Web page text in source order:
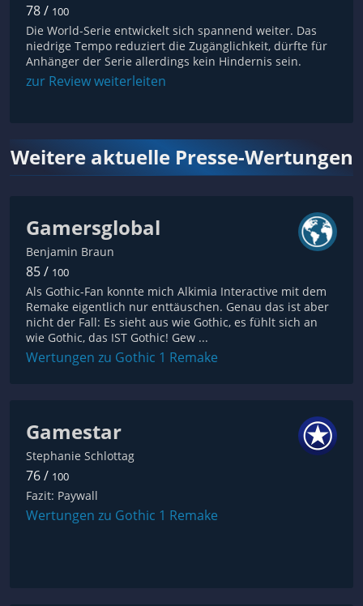
78 / 100
Die World-Serie entwickelt sich spannend weiter. Das
niedrige Tempo reduziert die Zugänglichkeit, dürfte für
Anhänger der Serie allerdings kein Hindernis sein.
zur Review weiterleiten
Weitere aktuelle Presse-Wertungen
Gamersglobal
Benjamin Braun
85 / 100
Als Gothic-Fan konnte mich Alkimia Interactive mit dem
Remake eigentlich nur enttäuschen. Genau das ist aber
nicht der Fall: Es sieht aus wie Gothic, es fühlt sich an
wie Gothic, das IST Gothic! Gew ...
Wertungen zu Gothic 1 Remake
Gamestar
Stephanie Schlottag
76 / 100
Fazit: Paywall
Wertungen zu Gothic 1 Remake